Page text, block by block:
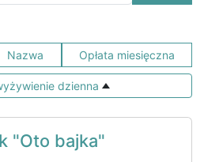
Nazwa Opłata miesięczna
dzienna
"Oto bajka"